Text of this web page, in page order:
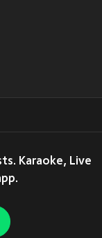
Karaoke, Live